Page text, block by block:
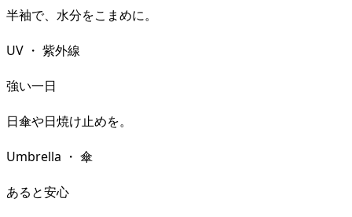
半袖で、水分をこまめに。
UV ・ 紫外線
強い一日
日傘や日焼け止めを。
Umbrella ・ 傘
あると安心